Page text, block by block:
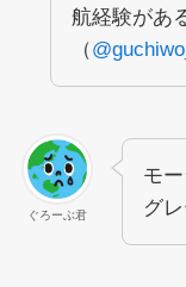
航経験があ
（
ぐろーぶ君
モ
グ